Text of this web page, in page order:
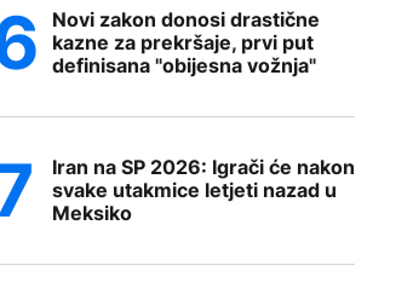
Novi zakon donosi drastične
kazne za prekršaje, prvi put
definisana "obijesna vožnja"
Iran na SP 2026: Igrači će nakon
svake utakmice letjeti nazad u
Meksiko